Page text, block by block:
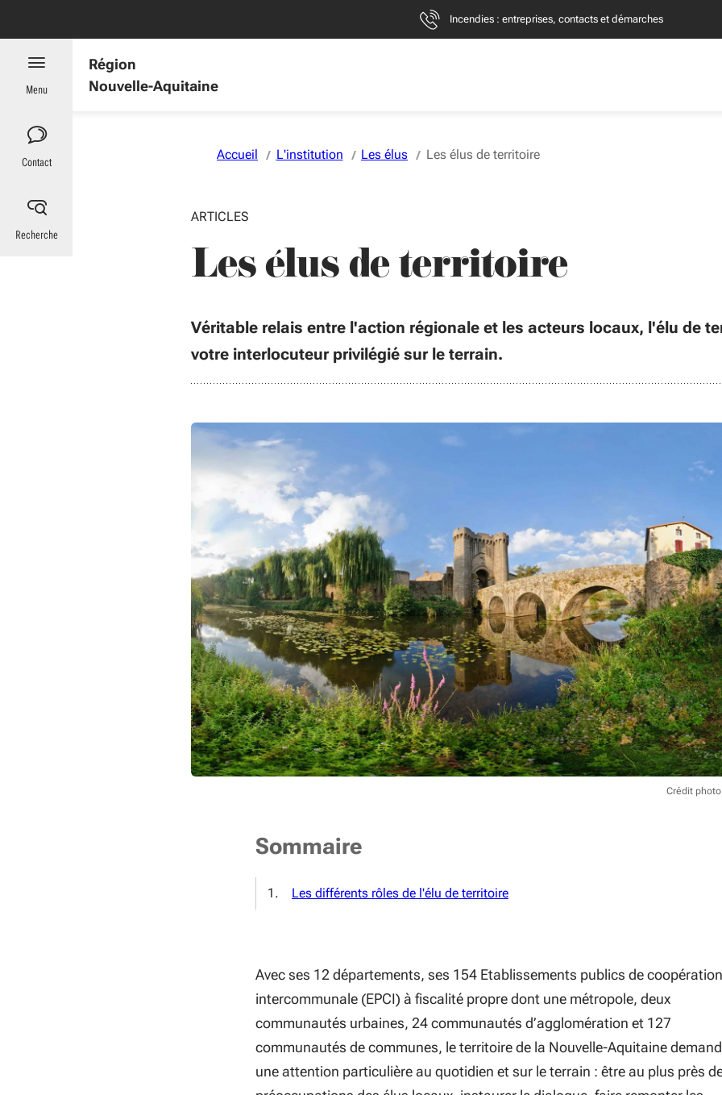
Incendies : entreprises, contacts et démarches
Région
Nouvelle-Aquitaine
Menu
Contact
Recherche
Accueil L'institution Les élus Les élus de territoire
ARTICLES
Les élus de territoire
Véritable relais entre l'action régionale et les acteurs locaux, l'élu de
votre interlocuteur privilégié sur le terrain.
Crédit photo
Sommaire
Les différents rôles de l'élu de territoire
Avec ses 12 départements, ses 154 Etablissements publics de coopération
intercommunale (EPCI) à fiscalité propre dont une métropole, deux
communautés urbaines, 24 communautés d’agglomération et 127
communautés de communes, le territoire de la Nouvelle-Aquitaine
une attention particulière au quotidien et sur le terrain : être au plus près